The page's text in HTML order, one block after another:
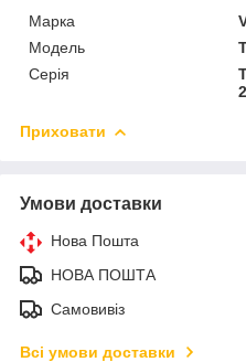
Марка
Модель
Серія
Приховати
Умови доставки
Нова Пошта
НОВА ПОШТА
Самовивіз
Всі умови доставки